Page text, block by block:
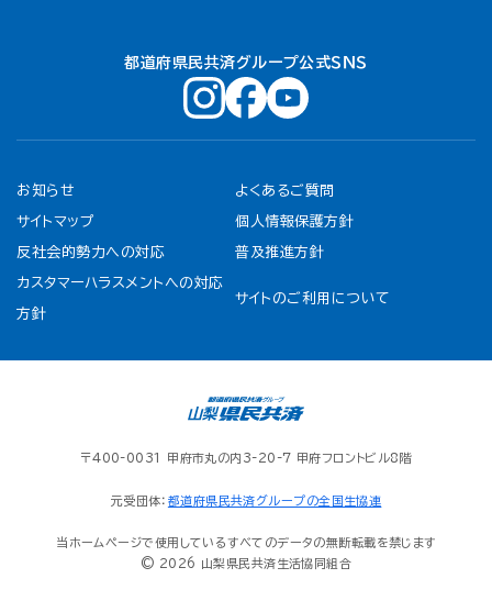
都道府県民共済グループ公式ＳＮＳ
お知らせ よくあるご質問
サイトマップ 個人情報保護方針
反社会的勢力への対応 普及推進方針
カスタマーハラスメントへの対応
方針
サイトのご利用について
〒400-0031 甲府市丸の内3-20-7 甲府フロントビル8階
元受団体： 都道府県民共済グループの全国生協連
当ホームページで使用しているすべてのデータの無断転載を禁じます
© 2026 山梨県民共済生活協同組合